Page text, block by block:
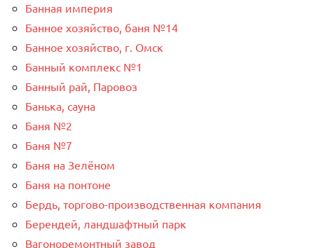
Банная империя
Банное хозяйство, баня №14
Банное хозяйство, г. Омск
Банный комплекс №1
Банный рай, Паровоз
Банька, сауна
Баня №2
Баня №7
Баня на Зелёном
Баня на понтоне
Бердь, торгово-производственная компания
Берендей, ландшафтный парк
Вагоноремонтный завод